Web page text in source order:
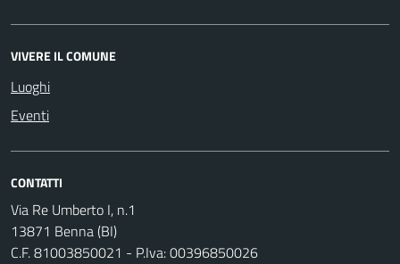
VIVERE IL COMUNE
Luoghi
Eventi
CONTATTI
Via Re Umberto I, n.1
13871 Benna (BI)
C.F. 81003850021 - P.Iva: 00396850026